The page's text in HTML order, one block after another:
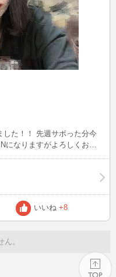
した！！ 先週サボった分今
になりますがよろしくお願
いいね +8
。